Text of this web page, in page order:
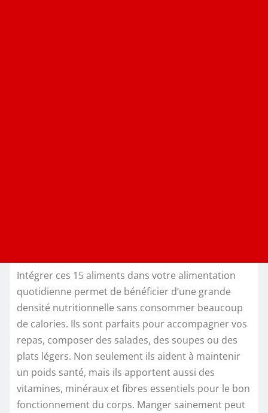
Intégrer ces 15 aliments dans votre alimentation
quotidienne permet de bénéficier d’une grande
densité nutritionnelle sans consommer beaucoup
de calories. Ils sont parfaits pour accompagner vos
repas, composer des salades, des soupes ou des
plats légers. Non seulement ils aident à maintenir
un poids santé, mais ils apportent aussi des
vitamines, minéraux et fibres essentiels pour le bon
fonctionnement du corps. Manger sainement peut